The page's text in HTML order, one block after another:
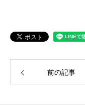
オートローン
前の記事